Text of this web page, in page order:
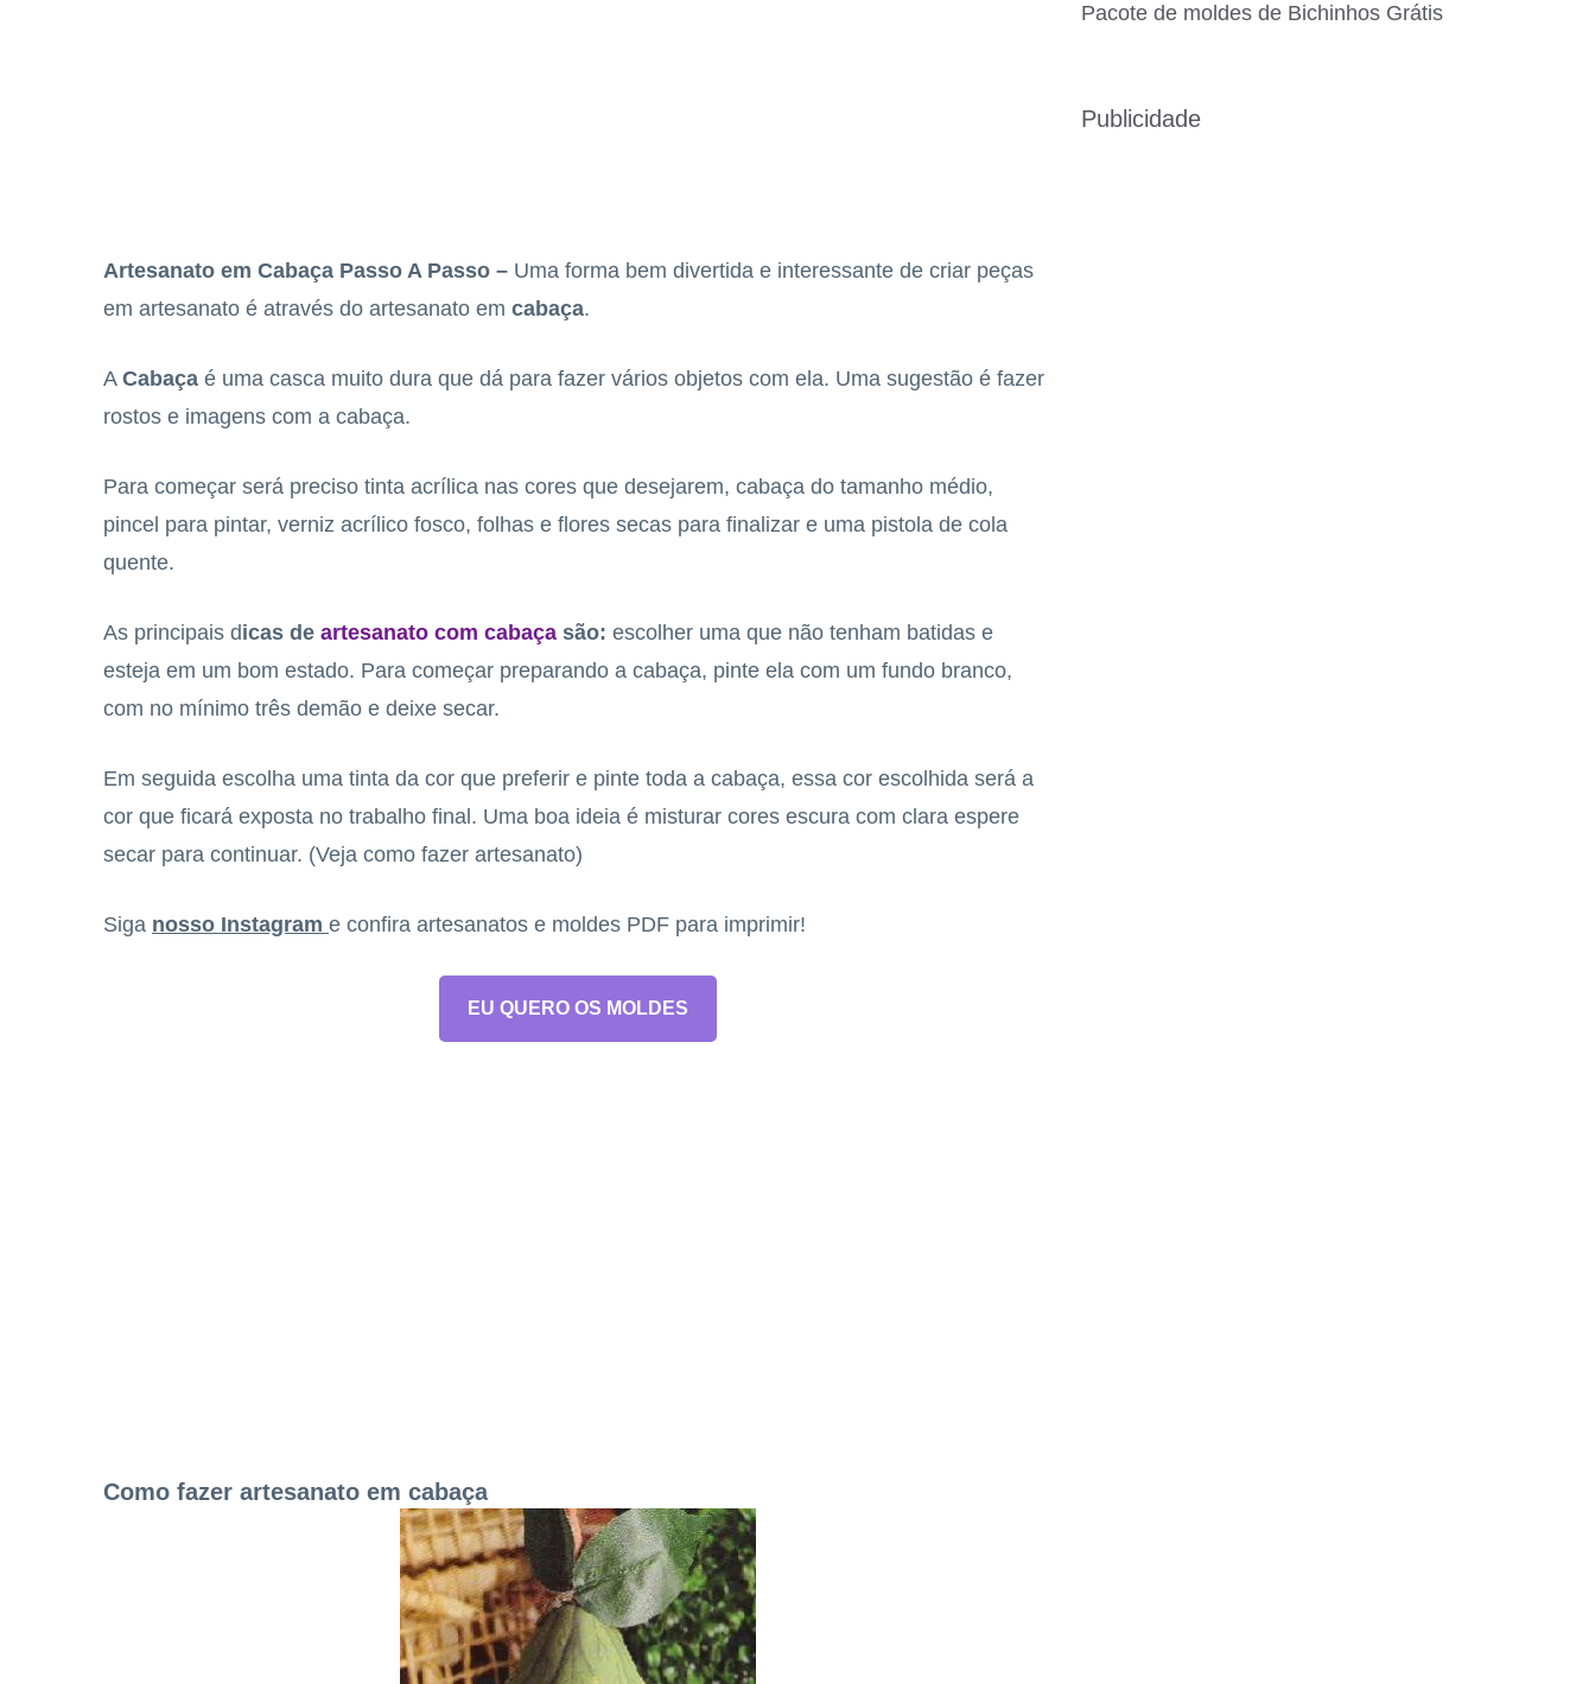
Artesanato em Cabaça Passo A Passo – Uma forma bem divertida e interessante de criar peças
em artesanato é através do artesanato em cabaça.
A Cabaça é uma casca muito dura que dá para fazer vários objetos com ela. Uma sugestão é fazer
rostos e imagens com a cabaça.
Para começar será preciso tinta acrílica nas cores que desejarem, cabaça do tamanho médio,
pincel para pintar, verniz acrílico fosco, folhas e flores secas para finalizar e uma pistola de cola
quente.
As principais dicas de artesanato com cabaça são: escolher uma que não tenham batidas e
esteja em um bom estado. Para começar preparando a cabaça, pinte ela com um fundo branco,
com no mínimo três demão e deixe secar.
Em seguida escolha uma tinta da cor que preferir e pinte toda a cabaça, essa cor escolhida será a
cor que ficará exposta no trabalho final. Uma boa ideia é misturar cores escura com clara espere
secar para continuar. (Veja como fazer artesanato)
Siga nosso Instagram e confira artesanatos e moldes PDF para imprimir!
EU QUERO OS MOLDES
Como fazer artesanato em cabaça
Pacote de moldes de Bichinhos Grátis
Publicidade